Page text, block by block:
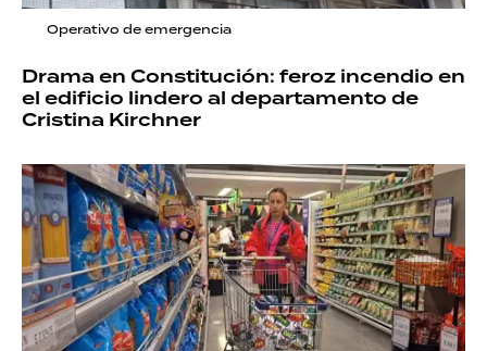
Operativo de emergencia
Drama en Constitución: feroz incendio en
el edificio lindero al departamento de
Cristina Kirchner